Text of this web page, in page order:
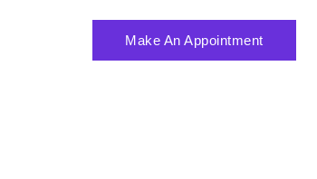
Make An Appointment